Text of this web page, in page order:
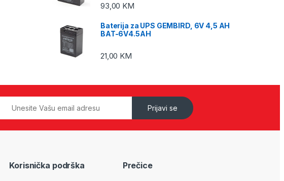
93,00 KM
Baterija za UPS GEMBIRD, 6V 4,5 AH
BAT-6V4.5AH
21,00 KM
Prijavi se
Korisnička podrška Prečice